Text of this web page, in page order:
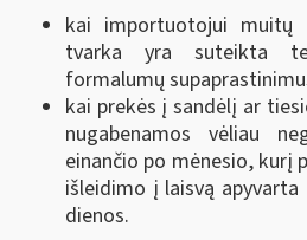
kai importuotojui muitų
tvarka yra suteikta
formalumų
kai prekės į sandėlį ar
nugabenamos vėliau
einančio po mėnesio, kurį
išleidimo į laisvą
dienos.